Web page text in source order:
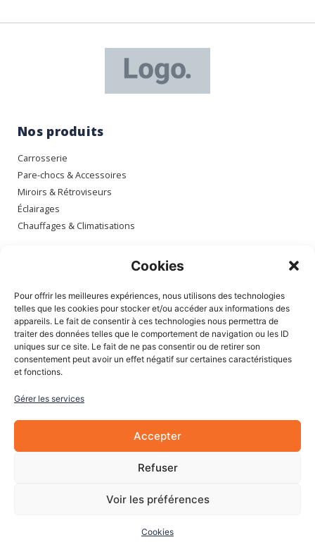
Cookies
Pour offrir les meilleures expériences, nous utilisons des technologies
telles que les cookies pour stocker et/ou accéder aux informations des
appareils. Le fait de consentir à ces technologies nous permettra de
traiter des données telles que le comportement de navigation ou les ID
uniques sur ce site. Le fait de ne pas consentir ou de retirer son
consentement peut avoir un effet négatif sur certaines caractéristiques
et fonctions.
Gérer les services
Accepter
Refuser
Voir les préférences
Cookies
Nos produits
Carrosserie
Pare-chocs & Accessoires
Miroirs & Rétroviseurs
Éclairages
Chauffages & Climatisations
Mon compte
Mes commandes
Mes adresses
Mon panier
Informations
À Propos de nous
Blog
Mentions légales
© 2022 Les Pièces Auto Pro. Tous droits réservés